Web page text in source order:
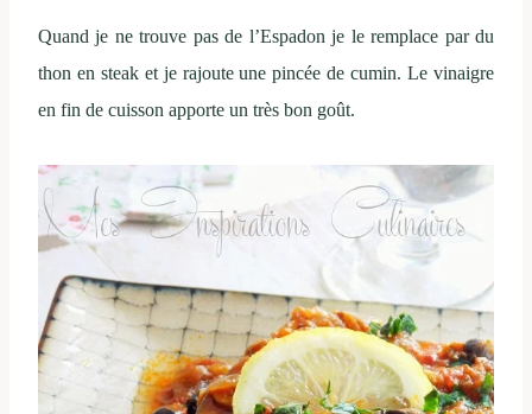
Quand je ne trouve pas de l’Espadon je le remplace par du
thon en steak et je rajoute une pincée de cumin. Le vinaigre
en fin de cuisson apporte un très bon goût.